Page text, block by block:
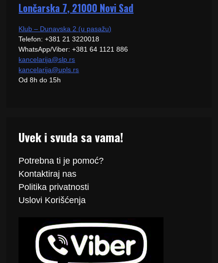
Lončarska 7, 21000 Novi Sad
Klub – Dunavska 2 (u pasažu)
Telefon: +381 21 3220018
WhatsApp/Viber: +381 64 1121 886
kancelarija@slp.rs
kancelarija@upls.rs
Od 8h do 15h
Uvek i svuda sa vama!
Potrebna ti je pomoć?
Kontaktiraj nas
Politika privatnosti
Uslovi Korišćenja